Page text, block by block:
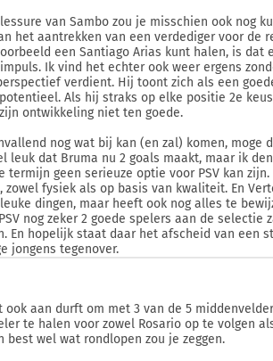
van Sambo zou je misschien ook nog
het aantrekken van een verdediger voor de
een Santiago Arias kunt halen, is dat
Ik vind het echter ook weer ergens
verdient. Hij toont zich als een
Als hij straks op elke positie 2e
ontwikkeling niet ten goede.
nog wat bij kan (en zal) komen, moge
leuk dat Bruma nu 2 goals maakt, maar ik
termijn geen serieuze optie voor PSV kan zijn.
zowel fysiek als op basis van kwaliteit. En
dingen, maar heeft ook nog alles te
nog zeker 2 goede spelers aan de selectie
En hopelijk staat daar het afscheid van een
jongens tegenover.
ook aan durft om met 3 van de 5
te halen voor zowel Rosario op te volgen
best wel wat rondlopen zou je zeggen.